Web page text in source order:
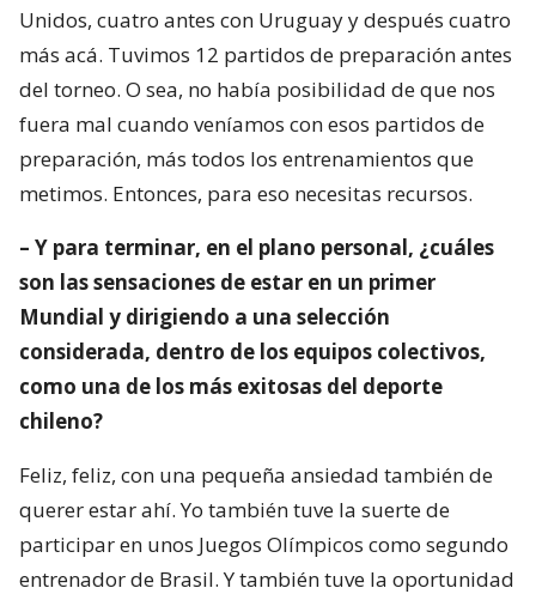
Unidos, cuatro antes con Uruguay y después cuatro
más acá. Tuvimos 12 partidos de preparación antes
del torneo. O sea, no había posibilidad de que nos
fuera mal cuando veníamos con esos partidos de
preparación, más todos los entrenamientos que
metimos. Entonces, para eso necesitas recursos.
– Y para terminar, en el plano personal, ¿cuáles
son las sensaciones de estar en un primer
Mundial y dirigiendo a una selección
considerada, dentro de los equipos colectivos,
como una de los más exitosas del deporte
chileno?
Feliz, feliz, con una pequeña ansiedad también de
querer estar ahí. Yo también tuve la suerte de
participar en unos Juegos Olímpicos como segundo
entrenador de Brasil. Y también tuve la oportunidad